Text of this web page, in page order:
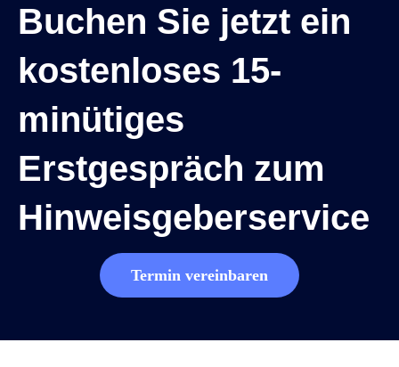
Buchen Sie jetzt ein
kostenloses 15-
minütiges
Erstgespräch zum
Hinweisgeberservice
Termin vereinbaren